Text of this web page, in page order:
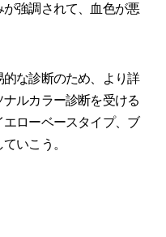
強調されて、血色が悪
な診断のため、より詳
ルカラー診断を受ける
ローベースタイプ、ブ
いこう。